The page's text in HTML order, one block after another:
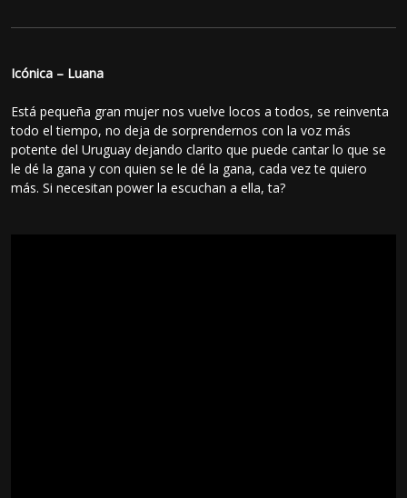
Icónica – Luana
Está pequeña gran mujer nos vuelve locos a todos, se reinventa
todo el tiempo, no deja de sorprendernos con la voz más
potente del Uruguay dejando clarito que puede cantar lo que se
le dé la gana y con quien se le dé la gana, cada vez te quiero
más. Si necesitan power la escuchan a ella, ta?